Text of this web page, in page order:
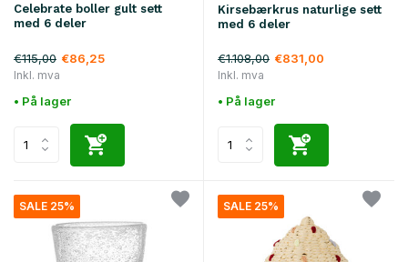
Celebrate boller gult sett
med 6 deler
€115,00 €86,25
Inkl. mva
• På lager
Kirsebærkrus naturlige sett
med 6 deler
€1.108,00 €831,00
Inkl. mva
• På lager
SALE 25% SALE 25%